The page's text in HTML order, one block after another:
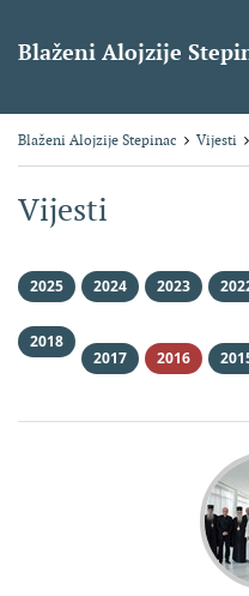
Blaženi Alojzije
Blaženi Alojzije Stepinac Vijesti
Vijesti
2025 2024 2023
2018
2017
2016